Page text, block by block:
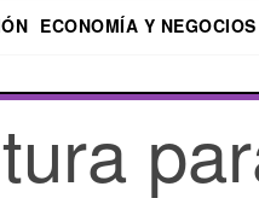
ECONOMÍA Y NEGOCIOS